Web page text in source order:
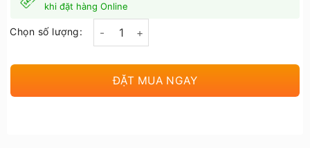
khi đặt hàng Online
Chọn số lượng:
ĐẶT MUA NGAY